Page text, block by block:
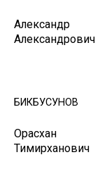
Александр
Александрович
БИКБУСУНОВ
Орасхан
Тимирханович